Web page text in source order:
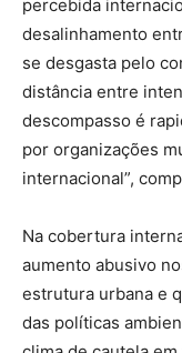
percebida
desalinhamento
se desgasta pelo
distância entre
descompasso é
por organizações
internacional”,
Na cobertura
aumento abusivo
estrutura urbana e
das políticas